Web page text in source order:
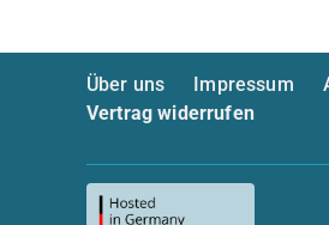
Über uns Impressum
Vertrag widerrufen